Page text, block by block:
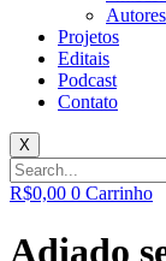
Autores
Projetos
Editais
Podcast
Contato
X
R$0,00 0 Carrinho
Adiado